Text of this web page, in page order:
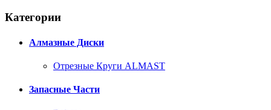
Категории
Алмазные Диски
Отрезные Круги ALMAST
Запасные Части